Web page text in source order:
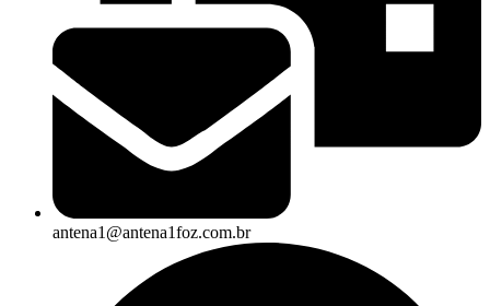
antena1@antena1foz.com.br